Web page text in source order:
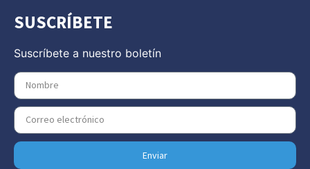
SUSCRÍBETE
Suscríbete a nuestro boletín
Enviar